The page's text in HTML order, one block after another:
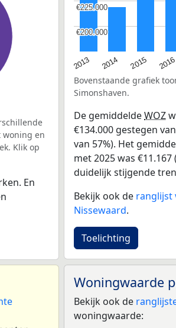
woning en
Klik op
En
2013 2014 2015 2016
€200.000
€200.000
€225.000
€225.000
Bovenstaande grafiek
Simonshaven.
De gemiddeldeWOZ
€134.000 gestegen
van 57%). Het
met 2025 was
duidelijk stijgende
Bekijk ook de ranglijst
Nissewaard.
Toelichting
Woningwaarde
Bekijk ook de
woningwaarde: